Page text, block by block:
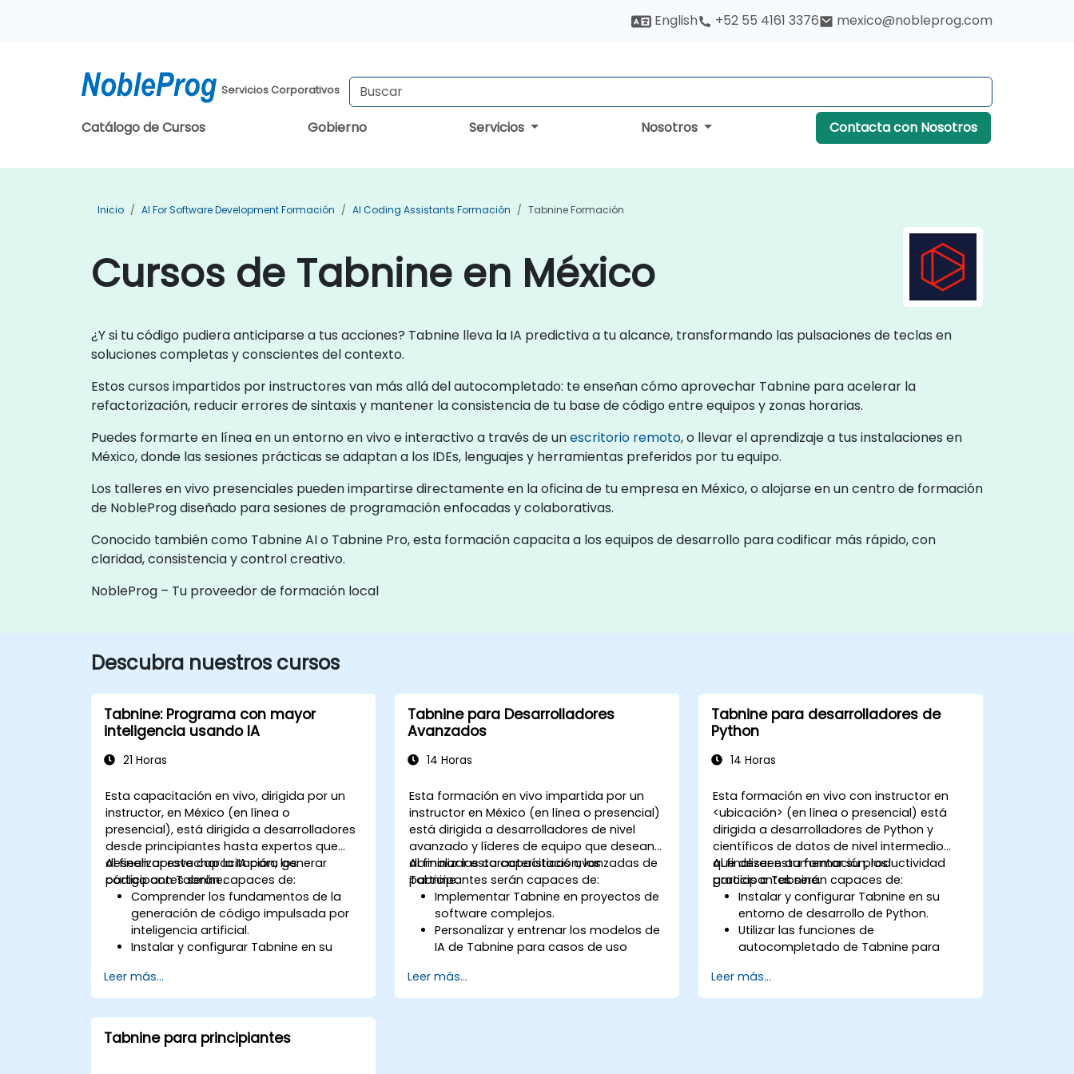
English +52 55 4161 3376 mexico@nobleprog.com
Servicios Corporativos
Catálogo de Cursos Gobierno Servicios Nosotros Contacta con Nosotros
Inicio AI For Software Development Formación AI Coding Assistants Formación Tabnine Formación
Cursos de Tabnine en México
¿Y si tu código pudiera anticiparse a tus acciones? Tabnine lleva la IA predictiva a tu alcance, transformando las pulsaciones de teclas en
soluciones completas y conscientes del contexto.
Estos cursos impartidos por instructores van más allá del autocompletado: te enseñan cómo aprovechar Tabnine para acelerar la
refactorización, reducir errores de sintaxis y mantener la consistencia de tu base de código entre equipos y zonas horarias.
Puedes formarte en línea en un entorno en vivo e interactivo a través de unescritorio remoto, o llevar el aprendizaje a tus instalaciones en
México, donde las sesiones prácticas se adaptan a los IDEs, lenguajes y herramientas preferidos por tu equipo.
Los talleres en vivo presenciales pueden impartirse directamente en la oficina de tu empresa en México, o alojarse en un centro de formación
de NobleProg diseñado para sesiones de programación enfocadas y colaborativas.
Conocido también como Tabnine AI o Tabnine Pro, esta formación capacita a los equipos de desarrollo para codificar más rápido, con
claridad, consistencia y control creativo.
NobleProg – Tu proveedor de formación local
Descubra nuestros cursos
Tabnine: Programa con mayor
inteligencia usando IA
21 Horas
Esta capacitación en vivo, dirigida por un
instructor, en México (en línea o
presencial), está dirigida a desarrolladores
desde principiantes hasta expertos que
deseen aprovechar la IA para generar
código con Tabnine.
Al finalizar esta capacitación, los
participantes serán capaces de:
Comprender los fundamentos de la
generación de código impulsada por
inteligencia artificial.
Instalar y configurar Tabnine en su
Utilizar Tabnine para completar código
de manera eficiente y corregir errores.
Crear y entrenar modelos de IA
personalizados con Tabnine para
tareas especializadas.
Leer más...
Tabnine para Desarrolladores
Avanzados
14 Horas
Esta formación en vivo impartida por un
instructor en México (en línea o presencial)
está dirigida a desarrolladores de nivel
avanzado y líderes de equipo que desean
dominar las características avanzadas de
Tabnine.
Al finalizar esta capacitación, los
participantes serán capaces de:
Implementar Tabnine en proyectos de
software complejos.
Personalizar y entrenar los modelos de
IA de Tabnine para casos de uso
Integrar Tabnine en los flujos de
trabajo del equipo y las tuberías de
Leer más...
Tabnine para desarrolladores de
Python
14 Horas
Esta formación en vivo con instructor en
<ubicación> (en línea o presencial) está
dirigida a desarrolladores de Python y
científicos de datos de nivel intermedio
que deseen aumentar su productividad
gracias a Tabnine.
Al finalizar esta formación, los
participantes serán capaces de:
Instalar y configurar Tabnine en su
entorno de desarrollo de Python.
Utilizar las funciones de
autocompletado de Tabnine para
eficiencia.
Personalizar el comportamiento de
Leer más...
Tabnine para principiantes